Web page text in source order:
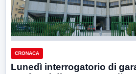
CRONACA
Lunedì interrogatorio di